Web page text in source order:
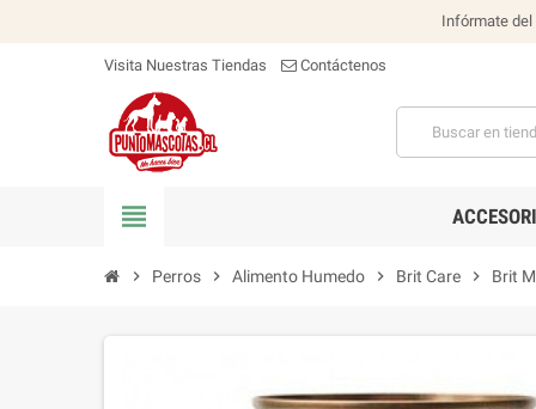
Infórmate del
Visita Nuestras Tiendas Contáctenos
view_headline
chevron_right Perros chevron_right Alimento Humedo chevron_right Brit Care chevron_right Brit